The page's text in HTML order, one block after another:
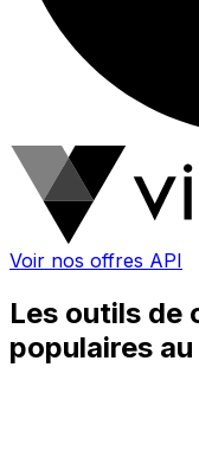
Voir nos offres API
Les outils de
populaires